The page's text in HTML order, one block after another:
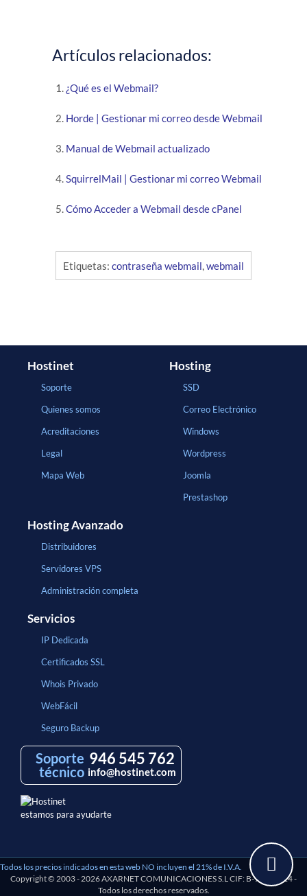
Artículos relacionados:
¿Qué es el Webmail?
Horde | Gestionar mi correo desde Webmail
Manual de Webmail actualizado
SquirrelMail | Gestionar mi correo Webmail
Cómo Acceder a Webmail desde cPanel
Etiquetas: contraseña webmail webmail
Hostinet
Soporte
Quienes somos
Acreditaciones
Legal
Mapa Web
Hosting
SSD
Correo Electrónico
Windows
Wordpress
Joomla
Prestashop
Hosting Avanzado
Distribuidores
Servidores VPS
Administración completa
Servicios
IP Dedicada
Certificados SSL
Whois Privado
WebFácil
Seguro Backup
Soporte
técnico
946 545 762
info@hostinet.com
estamos para ayudarte
Todos los precios indicados en esta web NO incluyen el 21% de I.V.A.
Copyright © 2003 - 2026 AXARNET COMUNICACIONES S.L CIF: B-97193114 -
Todos los derechos reservados.